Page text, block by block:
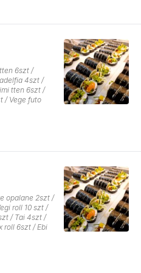
6szt /
4szt /
tten 6szt /
/ Vege futo
opalane 2szt /
roll 10 szt /
/ Tai 4szt /
roll 6szt / Ebi